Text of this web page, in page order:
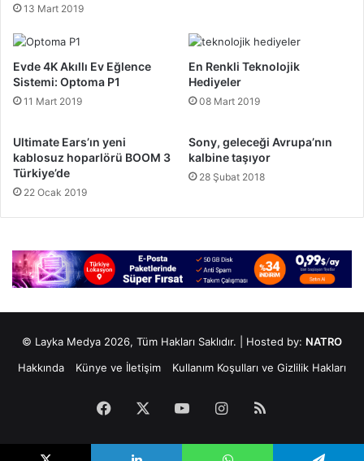
13 Mart 2019
Evde 4K Akıllı Ev Eğlence
Sistemi: Optoma P1
11 Mart 2019
En Renkli Teknolojik
Hediyeler
08 Mart 2019
Ultimate Ears’ın yeni
kablosuz hoparlörü BOOM 3
Türkiye’de
22 Ocak 2019
Sony, geleceği Avrupa’nın
kalbine taşıyor
28 Şubat 2018
© Layka Medya 2026, Tüm Hakları Saklıdır. | Hosted by: NATRO
Hakkında
Künye ve İletişim Kullanım Koşulları ve Gizlilik Hakları
Facebook YouTubeInstagram
RSS